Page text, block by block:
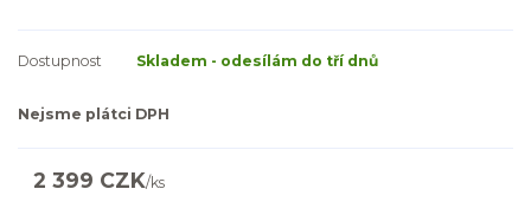
Dostupnost Skladem - odesílám do tří dnů
Nejsme plátci DPH
2 399 CZK/ks